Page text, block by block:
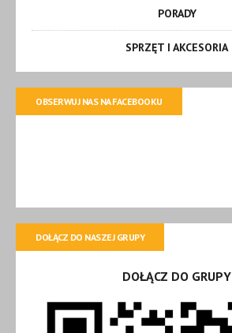
PORADY
SPRZĘT I AKCESORIA
OBSERWUJ NAS NA FACEBOOKU
DOŁĄCZ DO NASZEJ GRUPY
DOŁĄCZ DO GRUPY